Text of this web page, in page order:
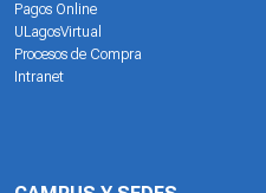
Pagos Online
ULagosVirtual
Procesos de Compra
Intranet